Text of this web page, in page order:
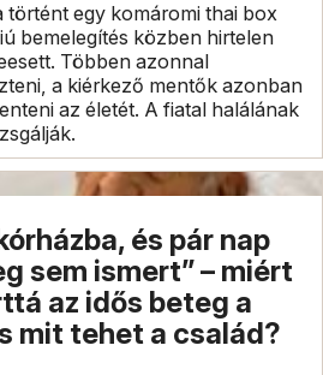
történt egy komáromi thai box
bemelegítés közben hirtelen
Többen azonnal
a kiérkező mentők azonban
az életét. A fiatal halálának
és pár nap
sem ismert” – miért
az idős beteg a
mit tehet a család?